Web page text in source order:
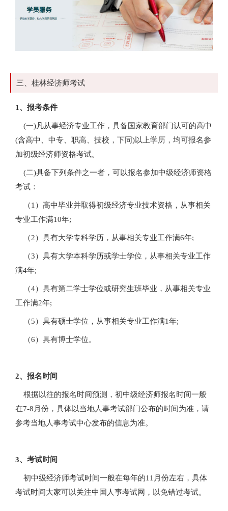
三、桂林经济师考试
1、报考条件
(一)凡从事经济专业工作，具备国家教育部门认可的高中
(含高中、中专、职高、技校，下同)以上学历，均可报名参
加初级经济师资格考试。
(二)具备下列条件之一者，可以报名参加中级经济师资格
考试：
（1）高中毕业并取得初级经济专业技术资格，从事相关
专业工作满10年;
（2）具有大学专科学历，从事相关专业工作满6年;
（3）具有大学本科学历或学士学位，从事相关专业工作
满4年;
（4）具有第二学士学位或研究生班毕业，从事相关专业
工作满2年;
（5）具有硕士学位，从事相关专业工作满1年;
（6）具有博士学位。
2、报名时间
根据以往的报名时间预测，初中级经济师报名时间一般
在7-8月份，具体以当地人事考试部门公布的时间为准，请
参考当地人事考试中心发布的信息为准。
3、考试时间
初中级经济师考试时间一般在每年的11月份左右，具体
考试时间大家可以关注中国人事考试网，以免错过考试。